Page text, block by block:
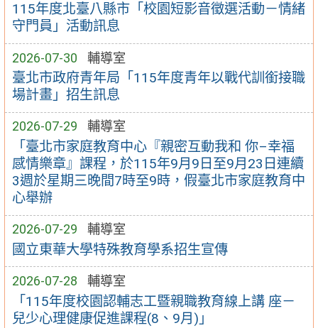
115年度北臺八縣市「校園短影音徵選活動－情緒
守門員」活動訊息
2026-07-30 輔導室
臺北市政府青年局「115年度青年以戰代訓銜接職
場計畫」招生訊息
2026-07-29 輔導室
「臺北市家庭教育中心『親密互動我和 你–幸福
感情樂章』課程，於115年9月9日至9月23日連續
3週於星期三晚間7時至9時，假臺北市家庭教育中
心舉辦
2026-07-29 輔導室
國立東華大學特殊教育學系招生宣傳
2026-07-28 輔導室
「115年度校園認輔志工暨親職教育線上講 座－
兒少心理健康促進課程(8、9月)」